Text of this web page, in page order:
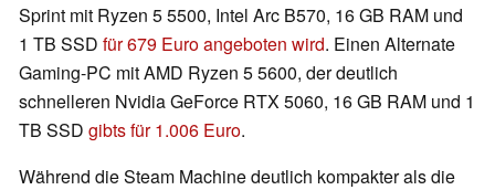
Sprint mit Ryzen 5 5500, Intel Arc B570, 16 GB RAM und
1 TB SSD für 679 Euro angeboten wird. Einen Alternate
Gaming-PC mit AMD Ryzen 5 5600, der deutlich
schnelleren Nvidia GeForce RTX 5060, 16 GB RAM und 1
TB SSD gibts für 1.006 Euro.
Während die Steam Machine deutlich kompakter als die